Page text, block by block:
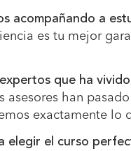
acompañando a
es tu mejor
que ha
asesores han
exactamente lo
elegir el curso